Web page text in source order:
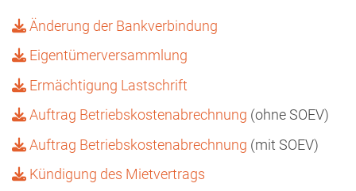
Änderung der Bankverbindung
Eigentümerversammlung
Ermächtigung Lastschrift
Auftrag Betriebskostenabrechnung (ohne SOEV)
Auftrag Betriebskostenabrechnung (mit SOEV)
Kündigung des Mietvertrags